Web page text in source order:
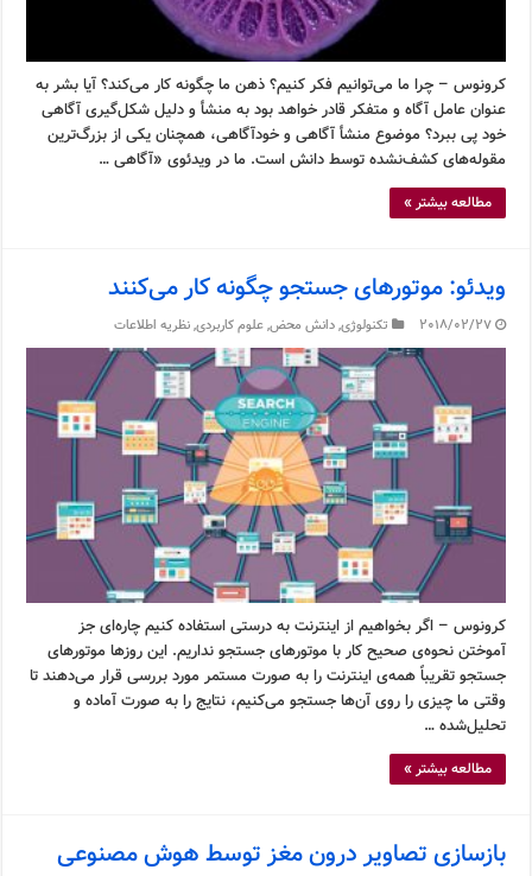
کرونوس – چرا ما می‌توانیم فکر کنیم؟ ذهن ما چگونه کار می‌کند؟ آیا بشر به
عنوان عامل آگاه و متفکر قادر خواهد بود به منشأ و دلیل شکل‌گیری آگاهی
خود پی ببرد؟ موضوع منشأ آگاهی و خودآگاهی، همچنان یکی از بزرگ‌ترین
مقوله‌های کشف‌نشده توسط دانش است. ما در ویدئوی «آگاهی …
مطالعه بیشتر »
ویدئو: موتورهای جستجو چگونه کار می‌کنند
2018/02/27 تکنولوژی,دانش محض,علوم کاربردی,نظریه اطلاعات
کرونوس – اگر بخواهیم از اینترنت به درستی استفاده کنیم چاره‌ای جز
آموختن نحوه‌ی صحیح کار با موتورهای جستجو نداریم. این روزها موتورهای
جستجو تقریباً همه‌ی اینترنت را به صورت مستمر مورد بررسی قرار می‌دهند تا
وقتی ما چیزی را روی آن‌ها جستجو می‌کنیم، نتایج را به صورت آماده و
تحلیل‌شده …
مطالعه بیشتر »
بازسازی تصاویر درون مغز توسط هوش مصنوعی